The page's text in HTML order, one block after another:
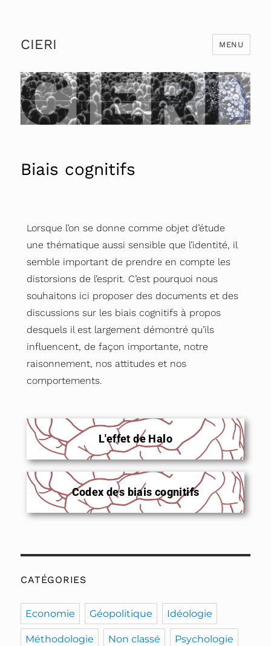
CIERI MENU
Biais cognitifs
Lorsque l’on se donne comme objet d’étude
une thématique aussi sensible que l’identité, il
semble important de prendre en compte les
distorsions de l’esprit. C’est pourquoi nous
souhaitons ici proposer des documents et des
discussions sur les biais cognitifs à propos
desquels il est largement démontré qu’ils
influencent, de façon importante, notre
raisonnement, nos attitudes et nos
comportements.
L'effet de Halo
Codex des biais cognitifs
CATÉGORIES
Economie Géopolitique Idéologie
Méthodologie Non classé Psychologie